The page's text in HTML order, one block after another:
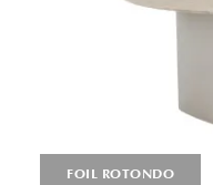
FOIL ROTONDO